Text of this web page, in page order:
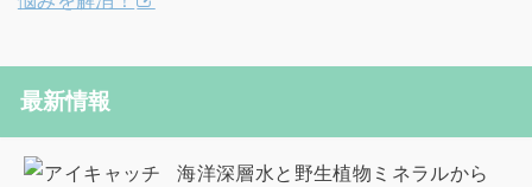
最新情報
海洋深層水と野生植物ミネラルから